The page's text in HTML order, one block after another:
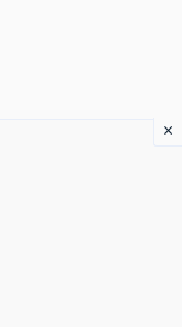
×